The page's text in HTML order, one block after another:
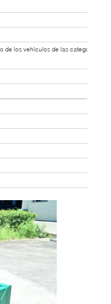
los vehículos de las categorías M1,